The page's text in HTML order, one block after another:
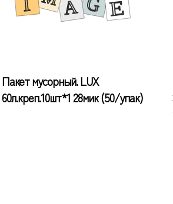
Пакет мусорный. LUX
60л.креп.10шт*1 28мик (50/упак)